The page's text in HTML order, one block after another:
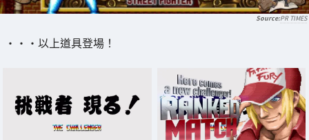
PR TIMES
・・・以上道具登場！